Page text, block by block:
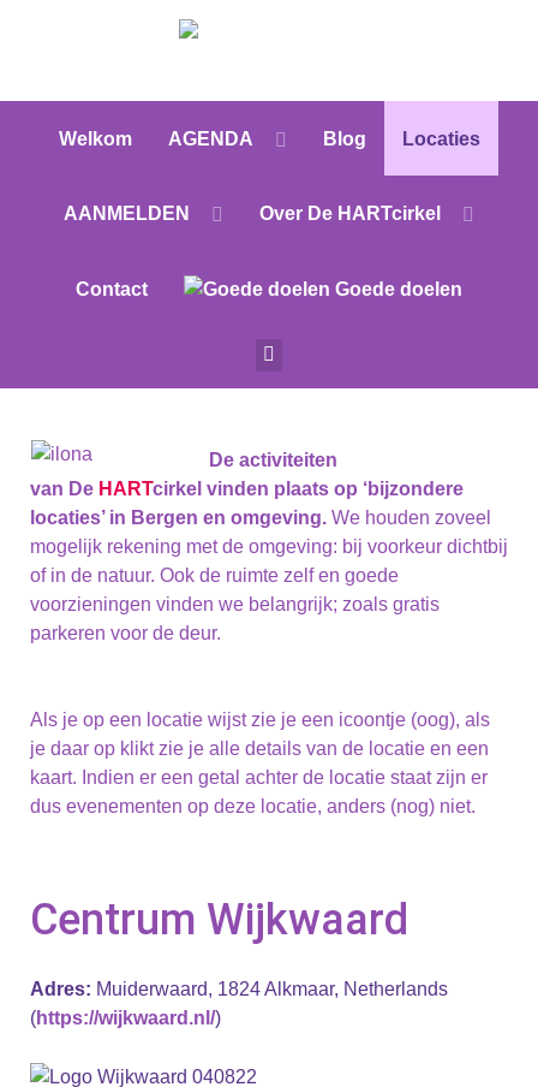
Welkom AGENDA Blog Locaties
AANMELDEN Over De HARTcirkel
Contact Goede doelen
De activiteiten
van De HARTcirkel vinden plaats op ‘bijzondere
locaties’ in Bergen en omgeving. We houden zoveel
mogelijk rekening met de omgeving: bij voorkeur dichtbij
of in de natuur. Ook de ruimte zelf en goede
voorzieningen vinden we belangrijk; zoals gratis
parkeren voor de deur.
Als je op een locatie wijst zie je een icoontje (oog), als
je daar op klikt zie je alle details van de locatie en een
kaart. Indien er een getal achter de locatie staat zijn er
dus evenementen op deze locatie, anders (nog) niet.
Centrum Wijkwaard
Adres: Muiderwaard, 1824 Alkmaar, Netherlands
(https://wijkwaard.nl/)